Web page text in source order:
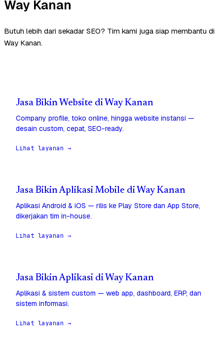
Way Kanan
Butuh lebih dari sekadar SEO? Tim kami juga siap membantu di
Way Kanan.
Jasa Bikin Website di Way Kanan
Company profile, toko online, hingga website instansi —
desain custom, cepat, SEO-ready.
Lihat layanan →
Jasa Bikin Aplikasi Mobile di Way Kanan
Aplikasi Android & iOS — rilis ke Play Store dan App Store,
dikerjakan tim in-house.
Lihat layanan →
Jasa Bikin Aplikasi di Way Kanan
Aplikasi & sistem custom — web app, dashboard, ERP, dan
sistem informasi.
Lihat layanan →